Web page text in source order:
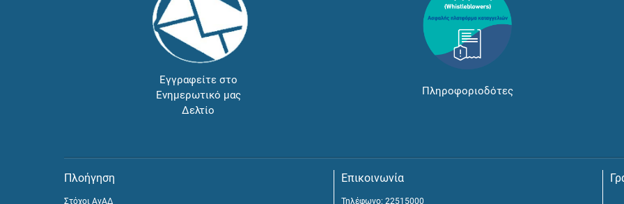
Εγγραφείτε στο
Ενημερωτικό μας
Δελτίο
Πληροφοριοδότες
Πλοήγηση
Στόχοι ΑνΑΔ
Επικοινωνία
Τηλέφωνο: 22515000